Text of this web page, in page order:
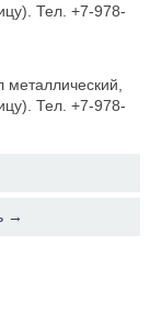
Тел. +7-978-
Тел. +7-978-
→